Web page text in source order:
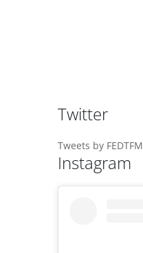
Twitter
Tweets by FEDTFM
Instagram